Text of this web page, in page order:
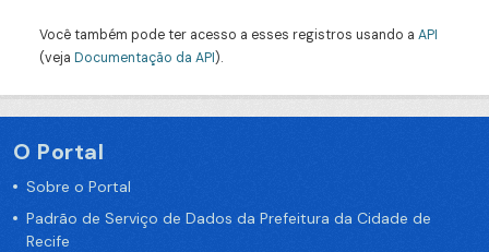
Você também pode ter acesso a esses registros usando a API
(veja Documentação da API).
O Portal
Sobre o Portal
Padrão de Serviço de Dados da Prefeitura da Cidade de
Recife